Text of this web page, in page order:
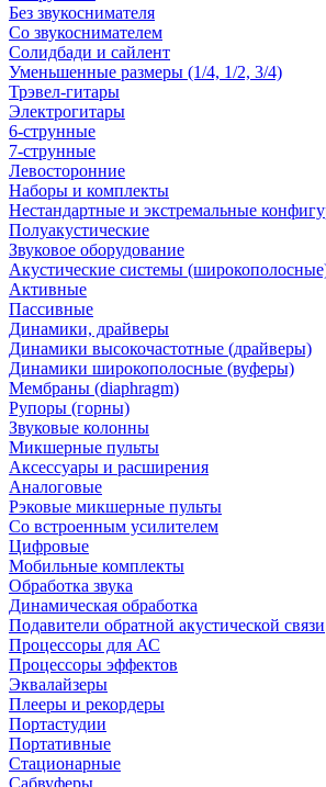
Без звукоснимателя
Со звукоснимателем
Солидбади и сайлент
Уменьшенные размеры (1/4, 1/2, 3/4)
Трэвел-гитары
Электрогитары
6-струнные
7-струнные
Левосторонние
Наборы и комплекты
Нестандартные и экстремальные
Полуакустические
Звуковое оборудование
Акустические системы
Активные
Пассивные
Динамики, драйверы
Динамики высокочастотные (драйверы)
Динамики широкополосные (вуферы)
Мембраны (diaphragm)
Рупоры (горны)
Звуковые колонны
Микшерные пульты
Аксессуары и расширения
Аналоговые
Рэковые микшерные пульты
Со встроенным усилителем
Цифровые
Мобильные комплекты
Обработка звука
Динамическая обработка
Подавители обратной акустической связи
Процессоры для АС
Процессоры эффектов
Эквалайзеры
Плееры и рекордеры
Портастудии
Портативные
Стационарные
Сабвуферы